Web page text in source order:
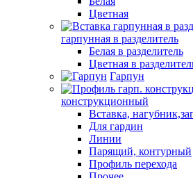
Цветная
гарпунная в разделитель
Белая в разделитель
Цветная в
Гарпун
конструкционный
Вставка,
Для гардин
Линии
Парящий, контурный
Профиль перехода